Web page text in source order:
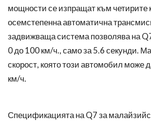
мощности се изпращат към четирите
осемстепенна автоматична
задвижваща система позволява на
0 до 100 км/ч., само за 5.6 секунди.
скорост, която този автомобил може
км/ч.
Спецификацията на Q7 за